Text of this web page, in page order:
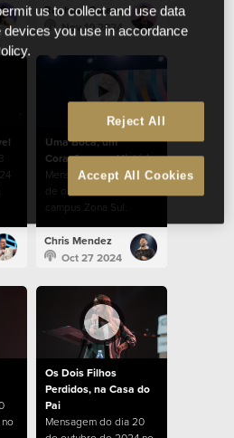
Raphael Galante
Nov 10 2024
Uma Boca, um
Coração, uma História
Mensagem do dia 27
de outubro de 2024 no
campus Zona Sul.
Chris Mendez
Oct 27 2024
Os Dois Filhos
Perdidos, na Casa do
Pai
Mensagem do dia 20
us to collect and use data
you use in accordance
Reject All
Accept All Cookies